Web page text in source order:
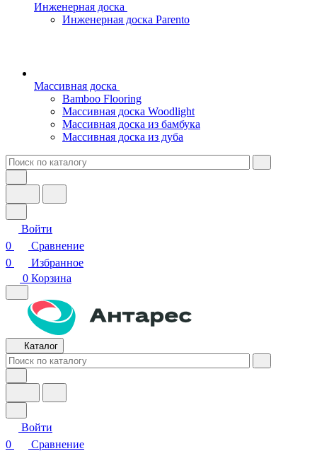
Инженерная доска
Инженерная доска Parento
Массивная доска
Bamboo Flooring
Массивная доска Woodlight
Массивная доска из бамбука
Массивная доска из дуба
Войти
0
Сравнение
0
Избранное
0 Корзина
Каталог
Войти
0
Сравнение